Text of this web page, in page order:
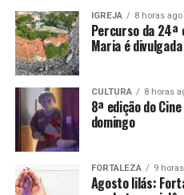
IGREJA 8 horas ago
Percurso da 24ª
Maria é
CULTURA 8 horas
8ª edição do
domingo
FORTALEZA 9
Agosto lilás: